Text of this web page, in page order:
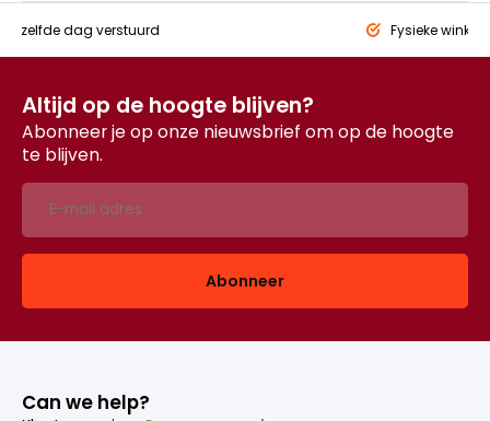
zelfde dag verstuurd Fysieke winkel
Altijd op de hoogte blijven?
Abonneer je op onze nieuwsbrief om op de hoogte
te blijven.
Abonneer
Can we help?